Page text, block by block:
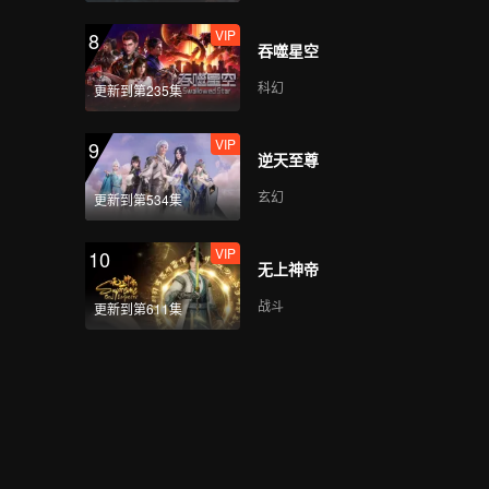
8
更新到第235集
VIP
吞噬星空
科幻
9
更新到第534集
VIP
逆天至尊
玄幻
10
更新到第611集
VIP
无上神帝
战斗